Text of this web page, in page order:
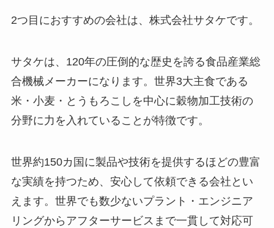
2つ目におすすめの会社は、株式会社サタケです。
サタケは、120年の圧倒的な歴史を誇る食品産業総
合機械メーカーになります。世界3大主食である
米・小麦・とうもろこしを中心に穀物加工技術の
分野に力を入れていることが特徴です。
世界約150カ国に製品や技術を提供するほどの豊富
な実績を持つため、安心して依頼できる会社とい
えます。世界でも数少ないプラント・エンジニア
リングからアフターサービスまで一貫して対応可